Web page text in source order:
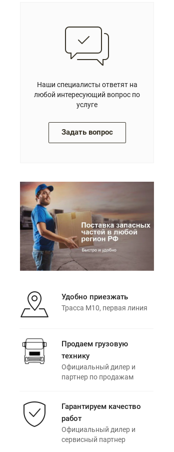
Наши специалисты ответят на
любой интересующий вопрос по
услуге
Задать вопрос
Удобно приезжать
Трасса М10, первая линия
Продаем грузовую
технику
Официальный дилер и
партнер по продажам
Гарантируем качество
работ
Официальный дилер и
сервисный партнер